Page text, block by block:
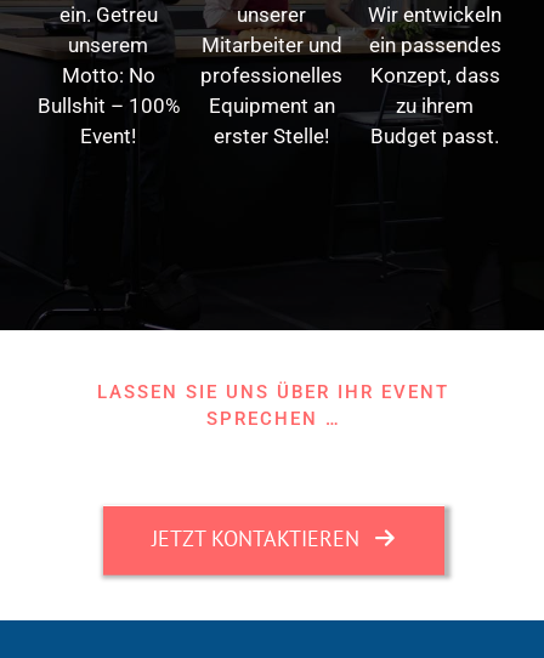
ein. Getreu
unserem
Motto: No
Bullshit – 100%
Event!
unserer
Mitarbeiter und
professionelles
Equipment an
erster Stelle!
Wir entwickeln
ein passendes
Konzept, dass
zu ihrem
Budget passt.
LASSEN SIE UNS ÜBER IHR EVENT
SPRECHEN …
JETZT KONTAKTIEREN